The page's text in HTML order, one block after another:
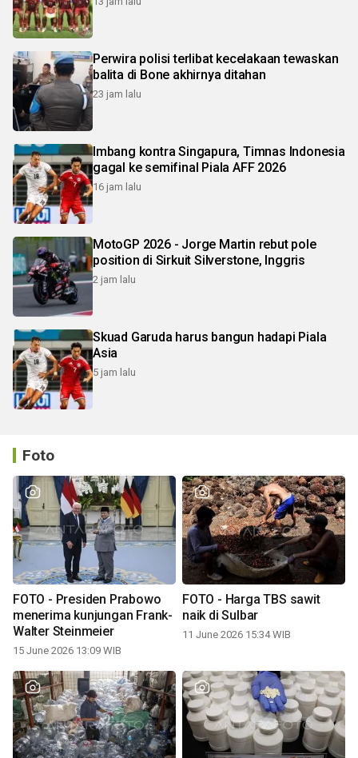
Perwira polisi terlibat kecelakaan tewaskan
balita di Bone akhirnya ditahan
23 jam lalu
Imbang kontra Singapura, Timnas Indonesia
gagal ke semifinal Piala AFF 2026
16 jam lalu
MotoGP 2026 - Jorge Martin rebut pole
position di Sirkuit Silverstone, Inggris
2 jam lalu
Skuad Garuda harus bangun hadapi Piala
Asia
5 jam lalu
Foto
FOTO - Presiden Prabowo
menerima kunjungan Frank-
Walter Steinmeier
15 June 2026 13:09 WIB
FOTO - Harga TBS sawit
naik di Sulbar
11 June 2026 15:34 WIB